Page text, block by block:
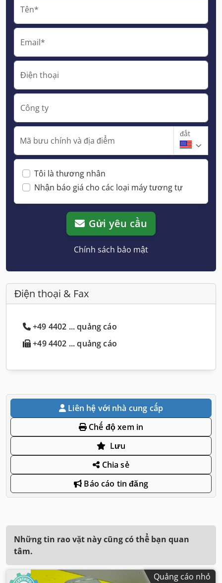
Tên*
Email*
Điện thoại
Công ty
Mã bưu chính và địa điểm
đất
Tôi là thương nhân
Nhận báo giá cho các loại máy tương tự
Gửi yêu cầu
Chính sách bảo mật
Điện thoại & Fax
+49 4402 ... quảng cáo
+49 4402 ... quảng cáo
Liên hệ với nhà cung cấp
Chế độ xem in
Lưu
Chia sẻ
Báo cáo tin đăng
Những tin rao vặt này cũng có thể bạn quan
tâm.
Quảng cáo nhỏ